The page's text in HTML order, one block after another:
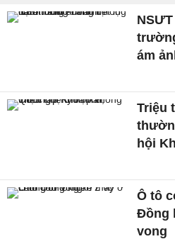
ám
Triệu
hội
Ô tô
Đồng
vong